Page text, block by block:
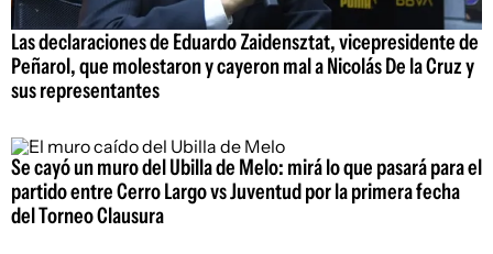
Las declaraciones de Eduardo Zaidensztat, vicepresidente de
Peñarol, que molestaron y cayeron mal a Nicolás De la Cruz y
sus representantes
Se cayó un muro del Ubilla de Melo: mirá lo que pasará para el
partido entre Cerro Largo vs Juventud por la primera fecha
del Torneo Clausura